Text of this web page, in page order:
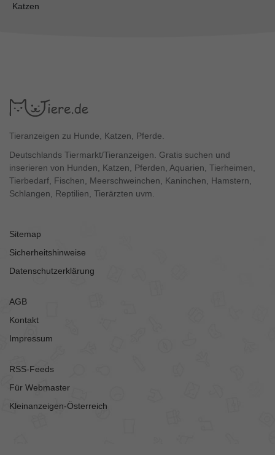
Katzen
Tieranzeigen zu Hunde, Katzen, Pferde.
Deutschlands Tiermarkt/Tieranzeigen. Gratis suchen und
inserieren von Hunden, Katzen, Pferden, Aquarien, Tierheimen,
Tierbedarf, Fischen, Meerschweinchen, Kaninchen, Hamstern,
Schlangen, Reptilien, Tierärzten uvm.
Sitemap
Sicherheitshinweise
Datenschutzerklärung
AGB
Kontakt
Impressum
RSS-Feeds
Für Webmaster
Kleinanzeigen-Österreich